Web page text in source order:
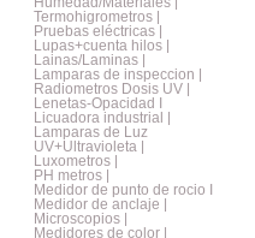
Termohigrometros |
Pruebas eléctricas |
Lupas+cuenta hilos |
Lainas/Laminas |
Lamparas de inspeccion |
Radiometros Dosis UV |
Lenetas-Opacidad I
Licuadora industrial |
Lamparas de Luz
UV+Ultravioleta |
Luxometros |
PH metros |
Medidor de punto de rocio I
Medidor de anclaje |
Microscopios |
Medidores de color |